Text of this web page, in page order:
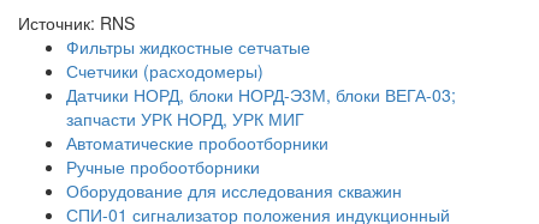
Источник: RNS
Фильтры жидкостные сетчатые
Счетчики (расходомеры)
Датчики НОРД, блоки НОРД-Э3М, блоки ВЕГА-03;
запчасти УРК НОРД, УРК МИГ
Автоматические пробоотборники
Ручные пробоотборники
Оборудование для исследования скважин
СПИ-01 сигнализатор положения индукционный